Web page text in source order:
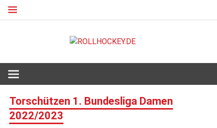
Zum
Torschützen 1. Bundesliga Damen
2022/2023